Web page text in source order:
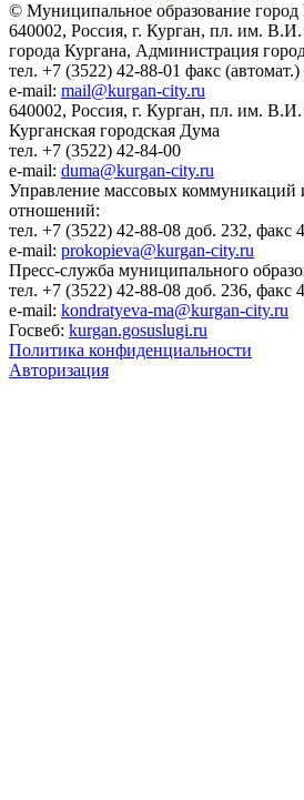
© Муниципальное образование город
640002, Россия, г. Курган, пл. им.
города Кургана, Администрация
тел. +7 (3522) 42-88-01 факс
e-mail: mail@kurgan-city.ru
640002, Россия, г. Курган, пл. им.
Курганская городская Дума
тел. +7 (3522) 42-84-00
e-mail: duma@kurgan-city.ru
Управление массовых коммуникаций
отношений:
тел. +7 (3522) 42-88-08 доб. 232, факс
e-mail: prokopieva@kurgan-city.ru
Пресс-служба муниципального
тел. +7 (3522) 42-88-08 доб. 236, факс
e-mail: kondratyeva-ma@kurgan-city.ru
Госвеб: kurgan.gosuslugi.ru
Политика конфиденциальности
Авторизация